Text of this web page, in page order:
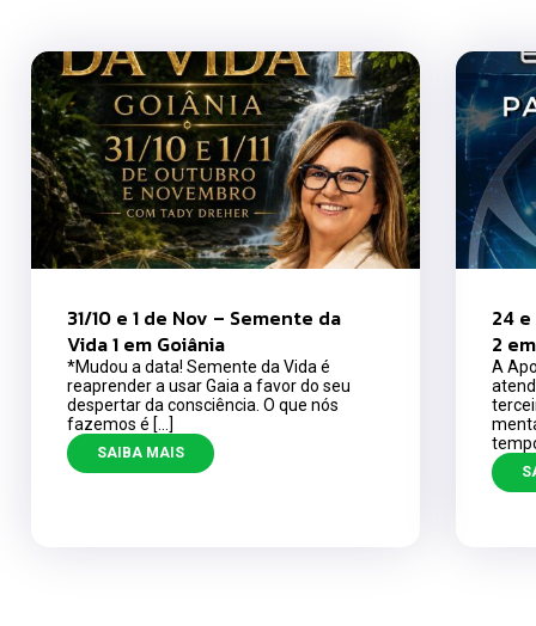
31/10 e 1 de Nov – Semente da
Vida 1 em Goiânia
*Mudou a data! Semente da Vida é
reaprender a usar Gaia a favor do seu
despertar da consciência. O que nós
fazemos é […]
SAIBA MAIS
24
2
A